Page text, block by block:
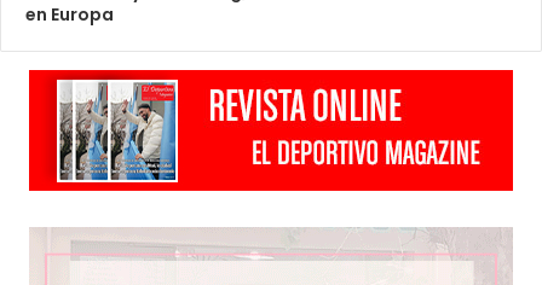
en Europa